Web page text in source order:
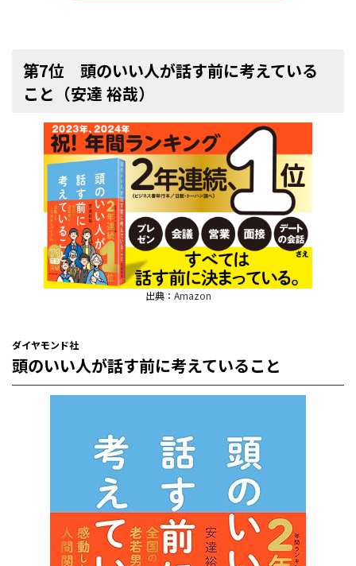
第7位 頭のいい人が話す前に考えている
こと（安達 裕哉）
出典： Amazon
ダイヤモンド社
頭のいい人が話す前に考えていること